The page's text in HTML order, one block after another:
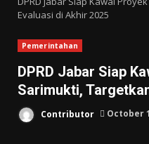
Evaluasi di Akhir 2025
Pemerintahan
DPRD Jabar Siap
Sarimukti,
Contributor October